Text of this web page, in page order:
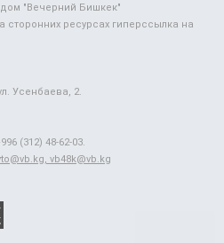
"Вечерний Бишкек"
ресурсах гиперссылка на
Усенбаева, 2.
(312) 48-62-03.
vb48k@vb.kg